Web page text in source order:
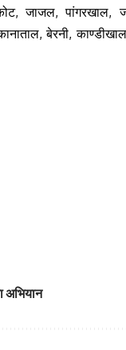
जाजल, पांगरखाल,
बेरनी,
अभियान